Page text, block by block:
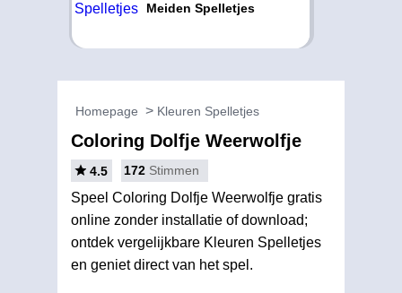
Meiden Spelletjes
Homepage Kleuren Spelletjes
Coloring Dolfje Weerwolfje
4.5 172 Stimmen
Speel Coloring Dolfje Weerwolfje gratis
online zonder installatie of download;
ontdek vergelijkbare Kleuren Spelletjes
en geniet direct van het spel.